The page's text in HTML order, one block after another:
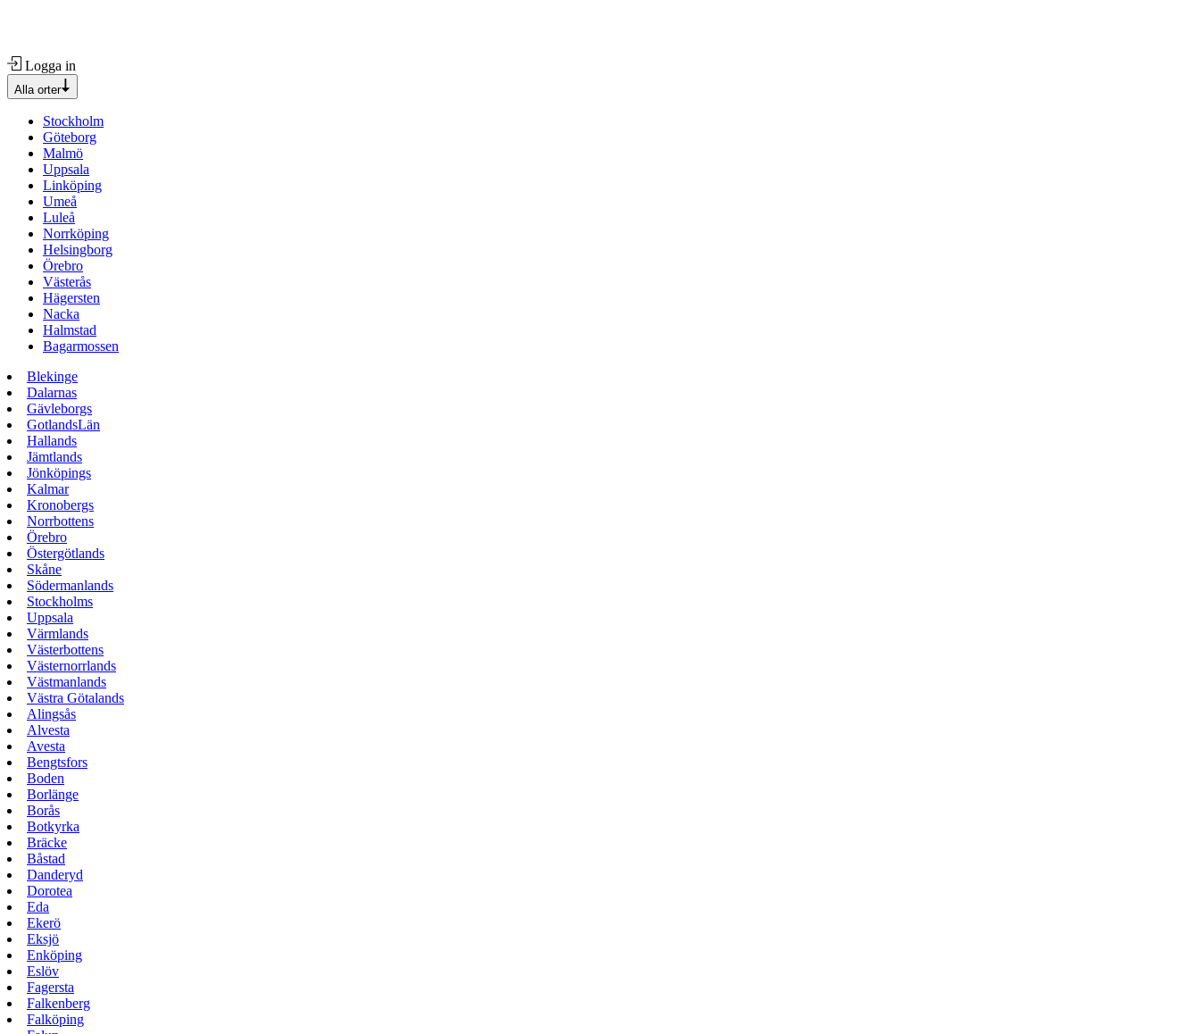
Logga in
Alla orter
Stockholm
Göteborg
Malmö
Uppsala
Linköping
Umeå
Luleå
Norrköping
Helsingborg
Örebro
Västerås
Hägersten
Nacka
Halmstad
Bagarmossen
Blekinge
Dalarnas
Gävleborgs
GotlandsLän
Hallands
Jämtlands
Jönköpings
Kalmar
Kronobergs
Norrbottens
Örebro
Östergötlands
Skåne
Södermanlands
Stockholms
Uppsala
Värmlands
Västerbottens
Västernorrlands
Västmanlands
Västra Götalands
Alingsås
Alvesta
Avesta
Bengtsfors
Boden
Borlänge
Borås
Botkyrka
Bräcke
Båstad
Danderyd
Dorotea
Eda
Ekerö
Eksjö
Enköping
Eslöv
Fagersta
Falkenberg
Falköping